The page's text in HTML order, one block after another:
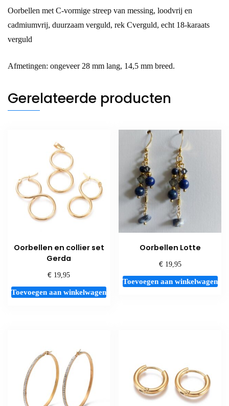
Oorbellen met C-vormige streep van messing, loodvrij en
cadmiumvrij, duurzaam verguld, rek Cverguld, echt 18-karaats
verguld
Afmetingen: ongeveer 28 mm lang, 14,5 mm breed.
Gerelateerde producten
Oorbellen en collier set
Gerda
€ 19,95
Toevoegen aan winkelwagen
Oorbellen Lotte
€19,95
Toevoegen aan winkelwagen